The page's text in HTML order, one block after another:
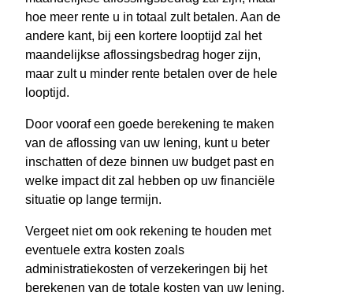
hoe meer rente u in totaal zult betalen. Aan de
andere kant, bij een kortere looptijd zal het
maandelijkse aflossingsbedrag hoger zijn,
maar zult u minder rente betalen over de hele
looptijd.
Door vooraf een goede berekening te maken
van de aflossing van uw lening, kunt u beter
inschatten of deze binnen uw budget past en
welke impact dit zal hebben op uw financiële
situatie op lange termijn.
Vergeet niet om ook rekening te houden met
eventuele extra kosten zoals
administratiekosten of verzekeringen bij het
berekenen van de totale kosten van uw lening.